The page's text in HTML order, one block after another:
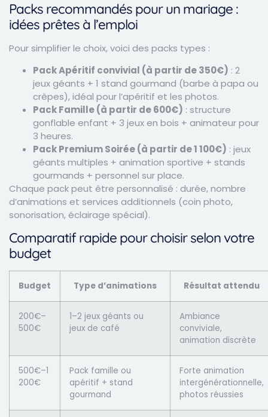
Packs recommandés pour un mariage :
idées prêtes à l’emploi
Pour simplifier le choix, voici des packs types :
Pack Apéritif convivial (à partir de 350€) : 2
jeux géants + 1 stand gourmand (barbe à papa ou
crêpes), idéal pour l’apéritif et les photos.
Pack Famille (à partir de 600€) : structure
gonflable enfant + 3 jeux en bois + animateur pour
3 heures.
Pack Premium Soirée (à partir de 1 100€) : jeux
géants multiples + animation sportive + stands
gourmands + personnel sur place.
Chaque pack peut être personnalisé : durée, nombre
d’animations et services additionnels (coin photo,
sonorisation, éclairage spécial).
Comparatif rapide pour choisir selon votre
budget
Budget Type d’animations Résultat attendu
200€–
500€
1–2 jeux géants ou
jeux de café
Ambiance
conviviale,
animation discrète
500€–1
200€
Pack famille ou
apéritif + stand
gourmand
Forte animation
intergénérationnelle,
photos réussies